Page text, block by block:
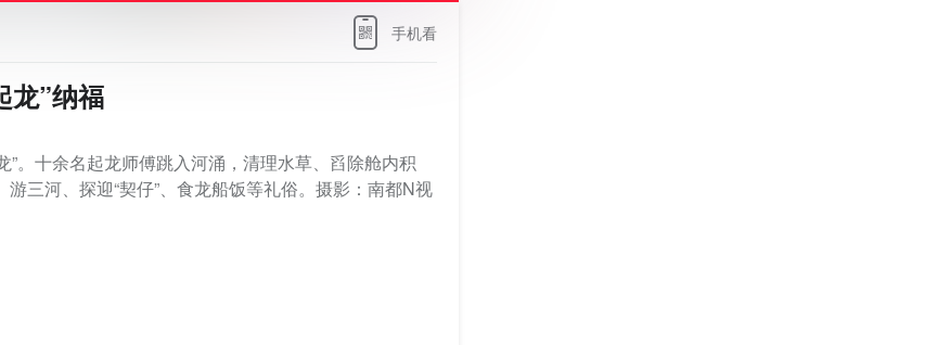
手机看
龙”纳福
。十余名起龙师傅跳入河涌，清理水草、舀除舱内积
三河、探迎“契仔”、食龙船饭等礼俗。摄影：南都N视